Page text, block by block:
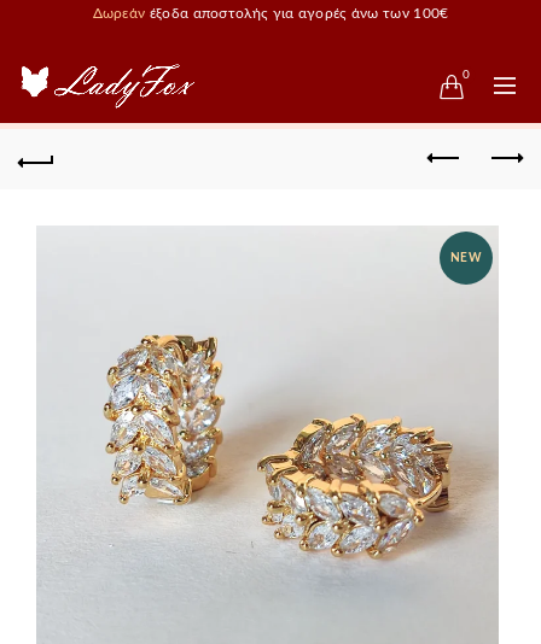
Δωρεάν έξοδα αποστολής για αγορές άνω των 100€
0
NEW